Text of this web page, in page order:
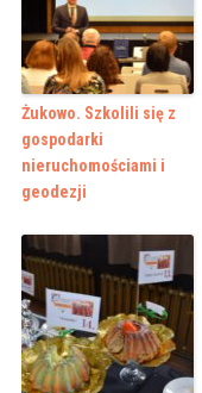
Żukowo. Szkolili się z
gospodarki
nieruchomościami i
geodezji